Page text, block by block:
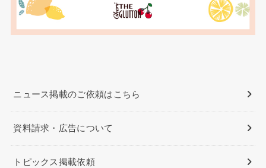
ニュース掲載のご依頼はこちら
資料請求・広告について
トピックス掲載依頼